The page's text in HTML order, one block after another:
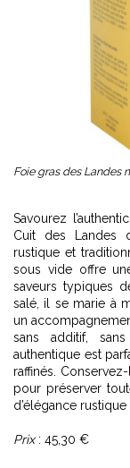
Foie gras des Landes
Savourez
Cuit des Landes
rustique et
sous vide offre
saveurs typiques
salé, il se marie à
un
sans additif,
authentique est
raffinés.
pour préserver
d’élégance
Prix: 45,30 €